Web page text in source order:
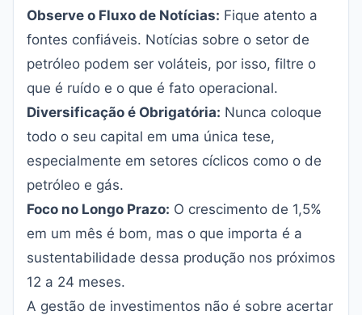
Observe o Fluxo de Notícias: Fique atento a
fontes confiáveis. Notícias sobre o setor de
petróleo podem ser voláteis, por isso, filtre o
que é ruído e o que é fato operacional.
Diversificação é Obrigatória: Nunca coloque
todo o seu capital em uma única tese,
especialmente em setores cíclicos como o de
petróleo e gás.
Foco no Longo Prazo: O crescimento de 1,5%
em um mês é bom, mas o que importa é a
sustentabilidade dessa produção nos próximos
12 a 24 meses.
A gestão de investimentos não é sobre acertar